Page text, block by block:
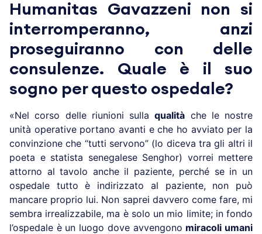
Humanitas Gavazzeni non si
interromperanno, anzi
proseguiranno con delle
consulenze. Quale è il suo
sogno per questo ospedale?
«Nel corso delle riunioni sullaqualità che le nostre
unità operative portano avanti e che ho avviato per la
convinzione che “tutti servono” (lo diceva tra gli altri il
poeta e statista senegalese Senghor) vorrei mettere
attorno al tavolo anche il paziente, perché se in un
ospedale tutto è indirizzato al paziente, non può
mancare proprio lui. Non saprei davvero come fare, mi
sembra irrealizzabile, ma è solo un mio limite; in fondo
l’ospedale è un luogo dove avvengono miracoli umani